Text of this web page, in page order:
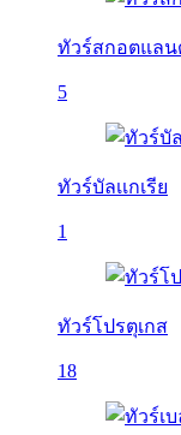
ทัวร์สกอตแลน
5
ทัวร์บัลเเกเรีย
1
ทัวร์โปรตุเกส
18